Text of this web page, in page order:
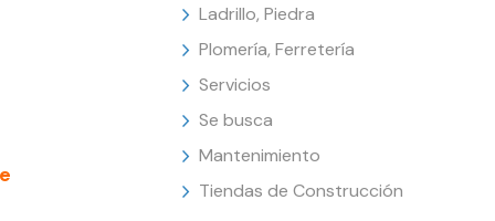
Ladrillo, Piedra
Plomería, Ferretería
Servicios
Se busca
Mantenimiento
Tiendas de Construcción